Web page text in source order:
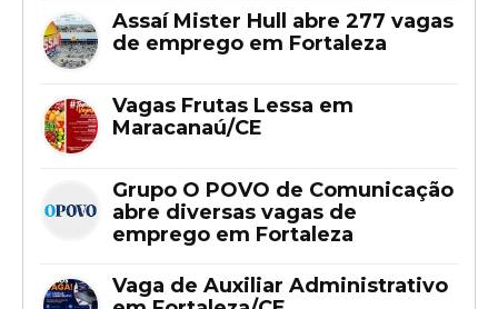
Assaí Mister Hull abre 277 vagas
de emprego em Fortaleza
Vagas Frutas Lessa em
Maracanaú/CE
Grupo O POVO de Comunicação
abre diversas vagas de
emprego em Fortaleza
Vaga de Auxiliar Administrativo